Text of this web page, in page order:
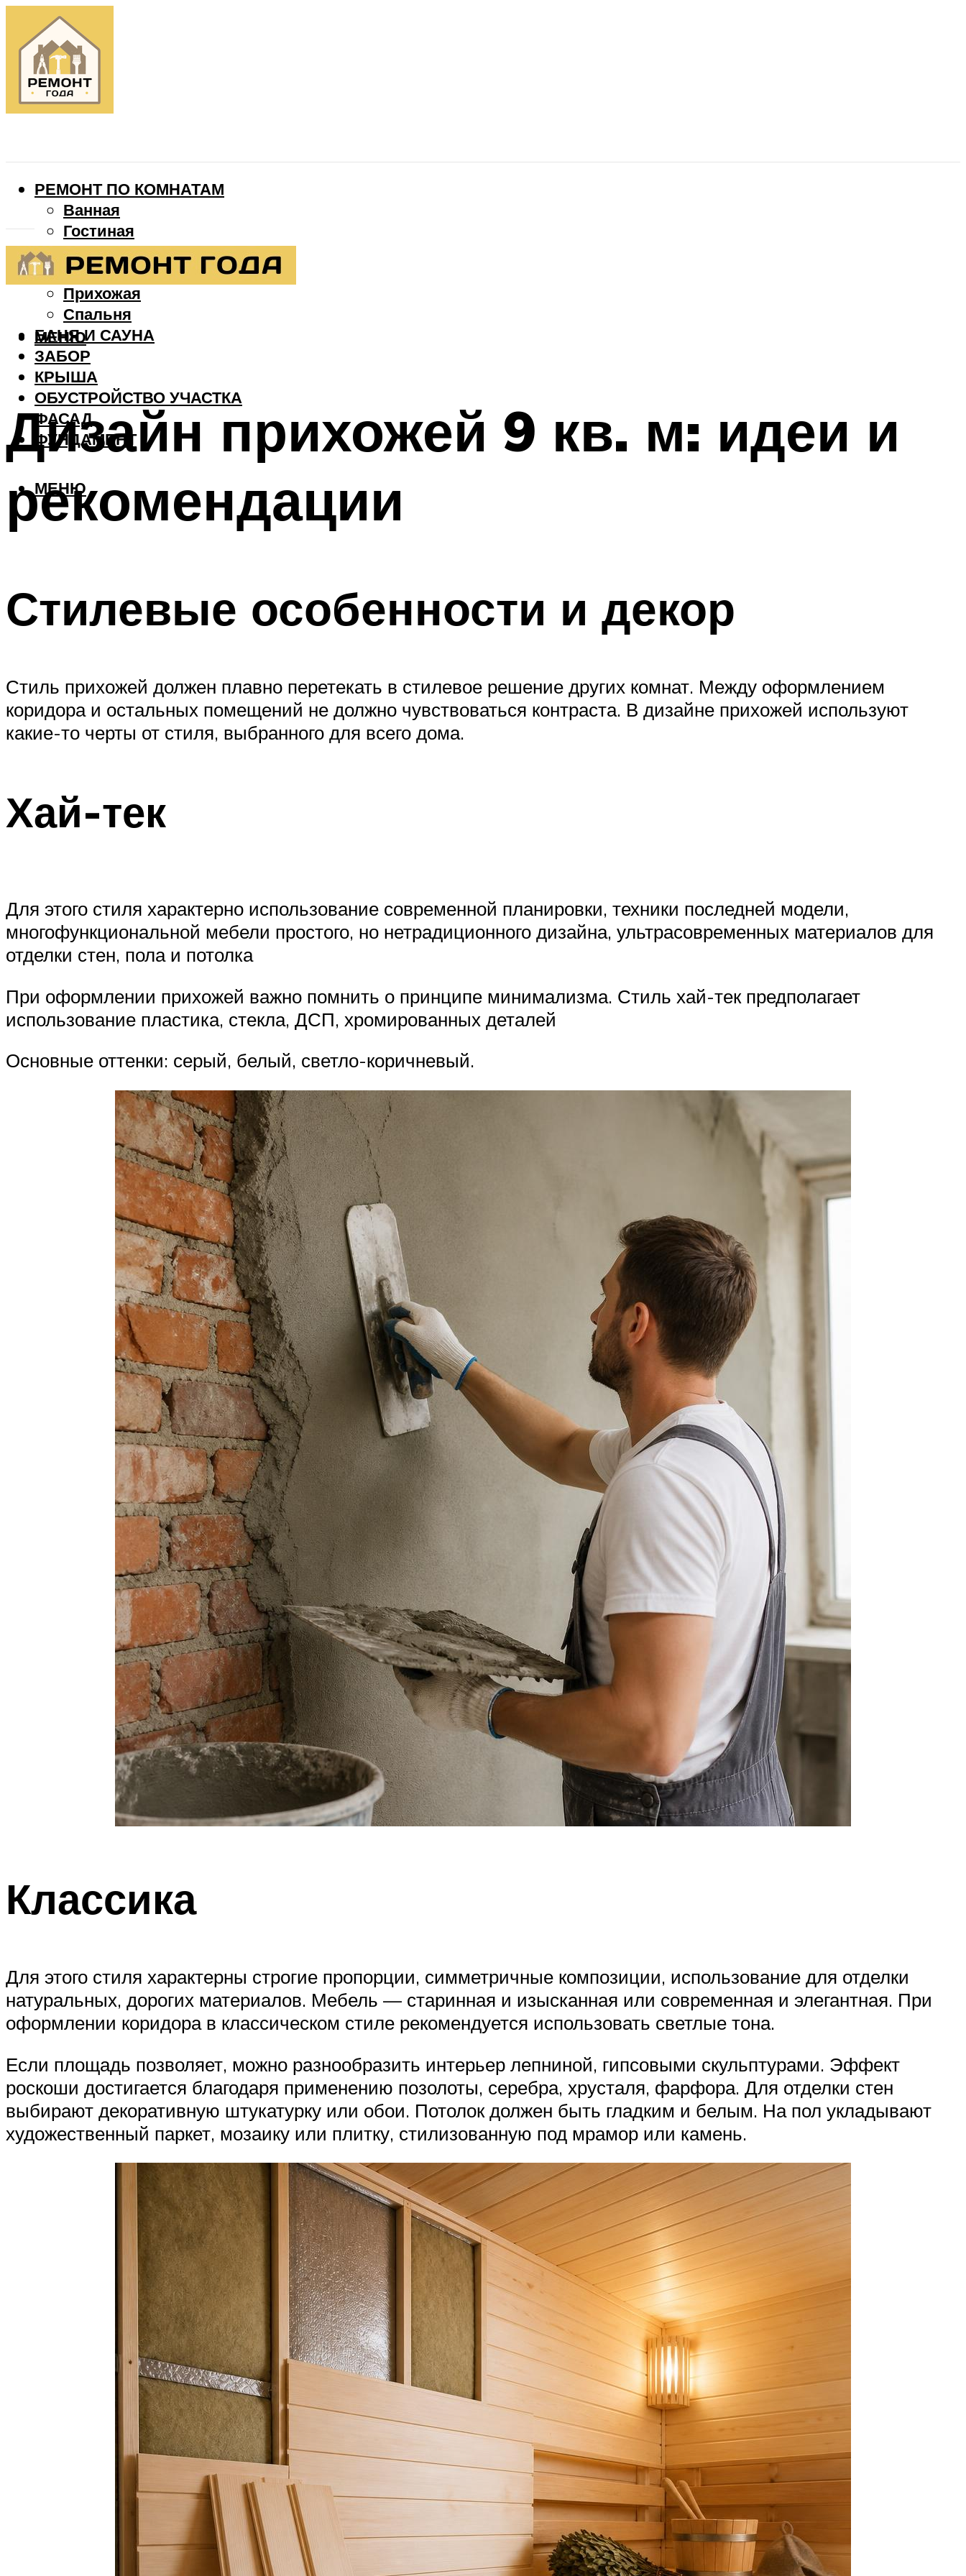
РЕМОНТ ПО КОМНАТАМ
Ванная
Гостиная
Детская
Кухня
Прихожая
Спальня
БАНЯ И САУНА
ЗАБОР
КРЫША
ОБУСТРОЙСТВО УЧАСТКА
ФАСАД
ФУНДАМЕНТ
МЕНЮ
МЕНЮ
Дизайн прихожей 9 кв. м: идеи и
рекомендации
Стилевые особенности и декор
Стиль прихожей должен плавно перетекать в стилевое решение других комнат. Между оформлением
коридора и остальных помещений не должно чувствоваться контраста. В дизайне прихожей используют
какие-то черты от стиля, выбранного для всего дома.
Хай-тек
Для этого стиля характерно использование современной планировки, техники последней модели,
многофункциональной мебели простого, но нетрадиционного дизайна, ультрасовременных материалов для
отделки стен, пола и потолка
При оформлении прихожей важно помнить о принципе минимализма. Стиль хай-тек предполагает
использование пластика, стекла, ДСП, хромированных деталей
Основные оттенки: серый, белый, светло-коричневый.
Классика
Для этого стиля характерны строгие пропорции, симметричные композиции, использование для отделки
натуральных, дорогих материалов. Мебель — старинная и изысканная или современная и элегантная. При
оформлении коридора в классическом стиле рекомендуется использовать светлые тона.
Если площадь позволяет, можно разнообразить интерьер лепниной, гипсовыми скульптурами. Эффект
роскоши достигается благодаря применению позолоты, серебра, хрусталя, фарфора. Для отделки стен
выбирают декоративную штукатурку или обои. Потолок должен быть гладким и белым. На пол укладывают
художественный паркет, мозаику или плитку, стилизованную под мрамор или камень.